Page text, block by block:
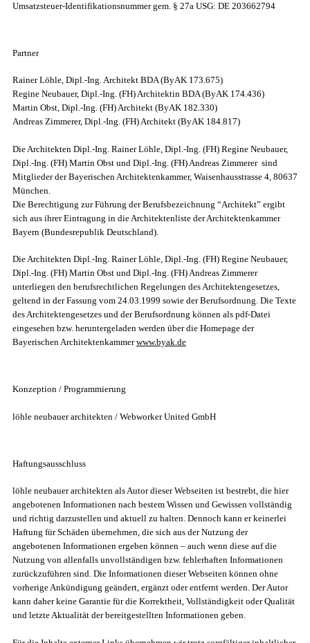
Umsatzsteuer-Identifikationsnummer gem. § 27a USG: DE 203662794
Partner
Rainer Löhle, Dipl.-Ing. Architekt BDA (ByAK 173.675)
Regine Neubauer, Dipl.-Ing. (FH) Architektin BDA (ByAK 174.436)
Martin Obst, Dipl.-Ing. (FH) Architekt (ByAK 182.330)
Andreas Zimmerer, Dipl.-Ing. (FH) Architekt (ByAK 184.817)
Die Architekten Dipl.-Ing. Rainer Löhle, Dipl.-Ing. (FH) Regine Neubauer,
Dipl.-Ing. (FH) Martin Obst und Dipl.-Ing. (FH) Andreas Zimmerer sind
Mitglieder der Bayerischen Architektenkammer, Waisenhausstrasse 4, 80637
München.
Die Berechtigung zur Führung der Berufsbezeichnung “Architekt” ergibt
sich aus ihrer Eintragung in die Architektenliste der Architektenkammer
Bayern (Bundesrepublik Deutschland).
Die Architekten Dipl.-Ing. Rainer Löhle, Dipl.-Ing. (FH) Regine Neubauer,
Dipl.-Ing. (FH) Martin Obst und Dipl.-Ing. (FH) Andreas Zimmerer
unterliegen den berufsrechtlichen Regelungen des Architektengesetzes,
geltend in der Fassung vom 24.03.1999 sowie der Berufsordnung. Die Texte
des Architektengesetzes und der Berufsordnung können als pdf-Datei
eingesehen bzw. heruntergeladen werden über die Homepage der
Bayerischen Architektenkammerwww.byak.de
Konzeption / Programmierung
löhle neubauer architekten / Webworker United GmbH
Haftungsausschluss
löhle neubauer architekten als Autor dieser Webseiten ist bestrebt, die hier
angebotenen Informationen nach bestem Wissen und Gewissen vollständig
und richtig darzustellen und aktuell zu halten. Dennoch kann er keinerlei
Haftung für Schäden übernehmen, die sich aus der Nutzung der
angebotenen Informationen ergeben können – auch wenn diese auf die
Nutzung von allenfalls unvollständigen bzw. fehlerhaften Informationen
zurückzuführen sind. Die Informationen dieser Webseiten können ohne
vorherige Ankündigung geändert, ergänzt oder entfernt werden. Der Autor
kann daher keine Garantie für die Korrektheit, Vollständigkeit oder Qualität
und letzte Aktualität der bereitgestellten Informationen geben.